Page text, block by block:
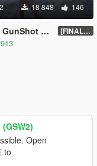
18 848 146
[OUTDATED] [FINAL].1
Open
to